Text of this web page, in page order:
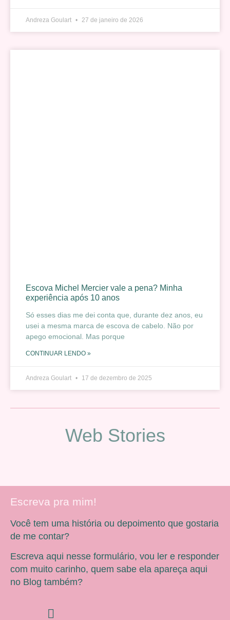
Andreza Goulart 27 de janeiro de 2026
Escova Michel Mercier vale a pena? Minha
experiência após 10 anos
Só esses dias me dei conta que, durante dez anos, eu
usei a mesma marca de escova de cabelo. Não por
apego emocional. Mas porque
CONTINUAR LENDO »
Andreza Goulart 17 de dezembro de 2025
Web Stories
Escreva pra mim!
Você tem uma história ou depoimento que gostaria
de me contar?
Escreva aqui nesse formulário, vou ler e responder
com muito carinho, quem sabe ela apareça aqui
no Blog também?